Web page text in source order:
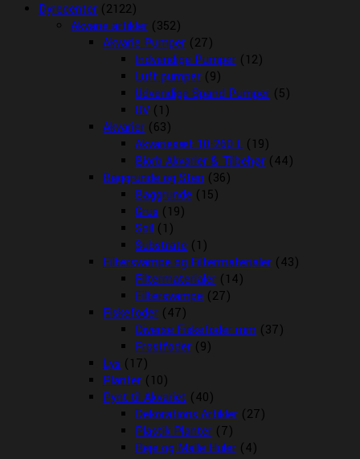
Dyrecenter (2122)
Akvarie artikler (352)
Akvarie Pumper (27)
Indvendige Pumper (12)
Luft pumper (9)
Udvendige Spand Pumper (5)
UV (1)
Akvarier (63)
Akvariesæt 10-260 L (19)
Biorb Akvarier & Tilbehør (44)
Baggrunde og Sten (36)
Baggrunde (15)
Grus (19)
Soil (1)
Substrate (1)
Filtersvampe og Filtermaterialer (43)
Filtermaterialer (14)
Filtersvampe (27)
Fiskefoder (47)
Diverse Fiskefoder mm (37)
Frostfoder (9)
Lys (17)
Planter (10)
Pynt til Akvariet (40)
Dekorations Artikler (27)
Plastik Planter (7)
Reje og Malle Huler (4)